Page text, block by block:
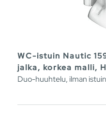
WC-istuin Nautic
jalka, korkea malli,
Duo-huuhtelu, ilman